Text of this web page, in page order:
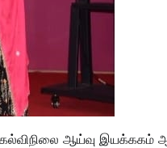
கல்விநிலை ஆய்வு இயக்ககம்